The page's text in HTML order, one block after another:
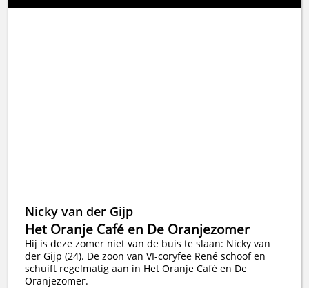
Nicky van der Gijp
Het Oranje Café en De Oranjezomer
Hij is deze zomer niet van de buis te slaan: Nicky van
der Gijp (24). De zoon van VI-coryfee René schoof en
schuift regelmatig aan in Het Oranje Café en De
Oranjezomer.